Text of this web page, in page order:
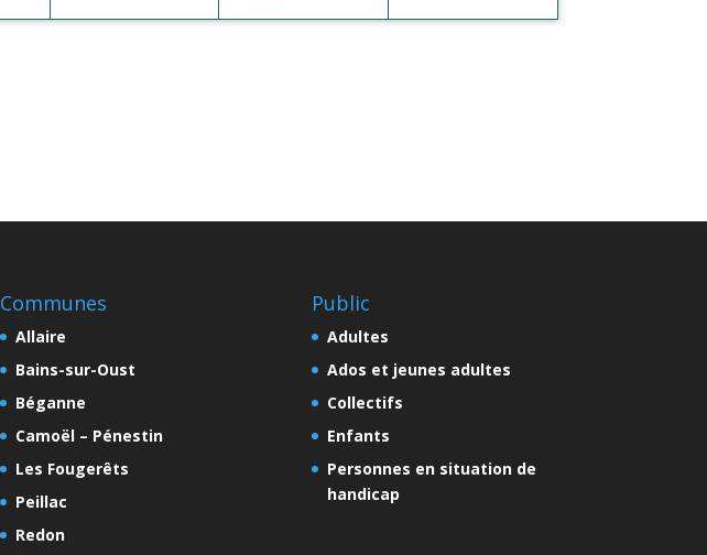
Communes
Allaire
Bains-sur-Oust
Béganne
Camoël – Pénestin
Les Fougerêts
Peillac
Redon
Public
Adultes
Ados et jeunes adultes
Collectifs
Enfants
Personnes en situation de
handicap